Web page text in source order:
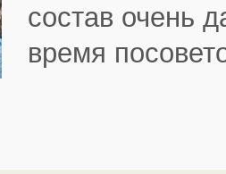
состав очень
время